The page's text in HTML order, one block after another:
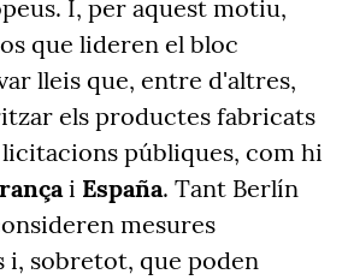
I, per aquest motiu,
que lideren el bloc
lleis que, entre d'altres,
els productes fabricats
licitacions públiques, com hi
i España. Tant Berlín
mesures
sobretot, que poden